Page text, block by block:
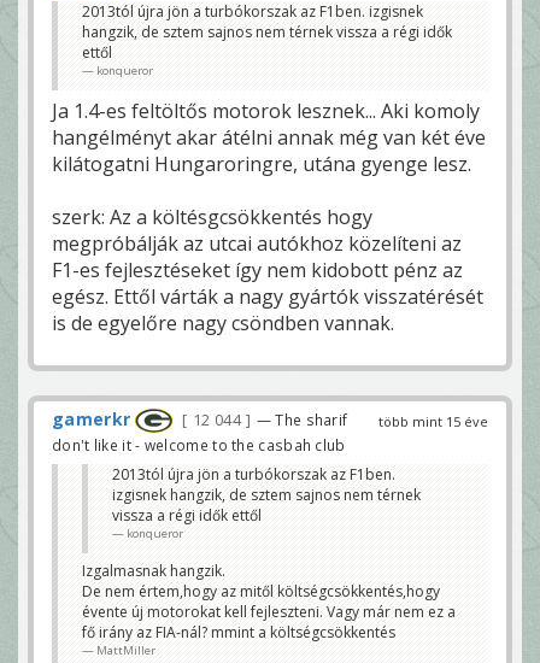
2013tól újra jön a turbókorszak az F1ben. izgisnek
hangzik, de sztem sajnos nem térnek vissza a régi idők
ettől
konqueror
Ja 1.4-es feltöltős motorok lesznek... Aki komoly
hangélményt akar átélni annak még van két éve
kilátogatni Hungaroringre, utána gyenge lesz.
szerk: Az a költésgcsökkentés hogy
megpróbálják az utcai autókhoz közelíteni az
F1-es fejlesztéseket így nem kidobott pénz az
egész. Ettől várták a nagy gyártók visszatérését
is de egyelőre nagy csöndben vannak.
több mint 15 éve
gamerkr 12 044
— The sharif
don't like it - welcome to the casbah club
2013tól újra jön a turbókorszak az F1ben.
izgisnek hangzik, de sztem sajnos nem térnek
vissza a régi idők ettől
konqueror
Izgalmasnak hangzik.
De nem értem,hogy az mitől költségcsökkentés,hogy
évente új motorokat kell fejleszteni. Vagy már nem ez a
fő irány az FIA-nál? mmint a költségcsökkentés
MattMiller